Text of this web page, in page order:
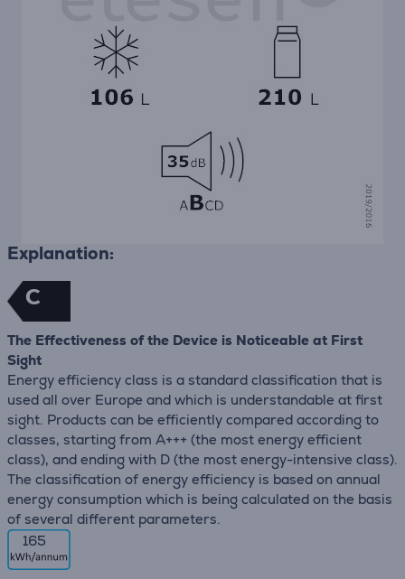
Explanation:
C
The Effectiveness of the Device is Noticeable at First
Sight
Energy efficiency class is a standard classification that is
used all over Europe and which is understandable at first
sight. Products can be efficiently compared according to
classes, starting from A+++ (the most energy efficient
class), and ending with D (the most energy-intensive class).
The classification of energy efficiency is based on annual
energy consumption which is being calculated on the basis
of several different parameters.
165